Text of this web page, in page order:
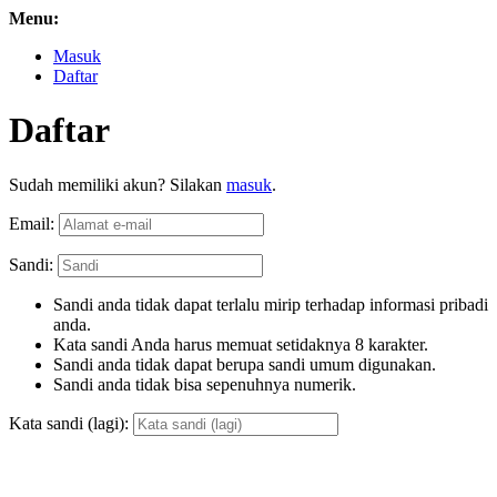
Menu:
Masuk
Daftar
Daftar
Sudah memiliki akun? Silakan masuk.
Email:
Sandi:
Sandi anda tidak dapat terlalu mirip terhadap informasi pribadi
anda.
Kata sandi Anda harus memuat setidaknya 8 karakter.
Sandi anda tidak dapat berupa sandi umum digunakan.
Sandi anda tidak bisa sepenuhnya numerik.
Kata sandi (lagi):